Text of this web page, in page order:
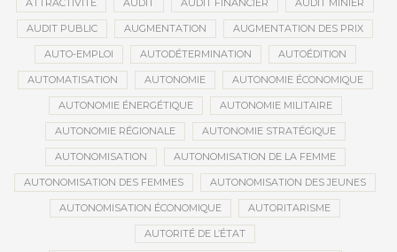
ATTRACTIVITÉ AUDIT AUDIT FINANCIER AUDIT MINIER
AUDIT PUBLIC AUGMENTATION AUGMENTATION DES PRIX
AUTO-EMPLOI AUTODÉTERMINATION AUTOÉDITION
AUTOMATISATION AUTONOMIE AUTONOMIE ÉCONOMIQUE
AUTONOMIE ÉNERGÉTIQUE AUTONOMIE MILITAIRE
AUTONOMIE RÉGIONALE AUTONOMIE STRATÉGIQUE
AUTONOMISATION AUTONOMISATION DE LA FEMME
AUTONOMISATION DES FEMMES AUTONOMISATION DES JEUNES
AUTONOMISATION ÉCONOMIQUE AUTORITARISME
AUTORITÉ DE L’ÉTAT